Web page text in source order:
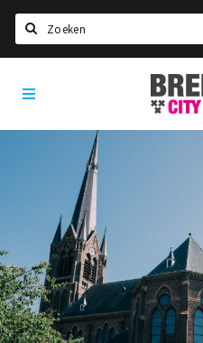
Home
Agenda
Party pics
Nieuws, interviews & blogs
Eten
Drinken
Slapen